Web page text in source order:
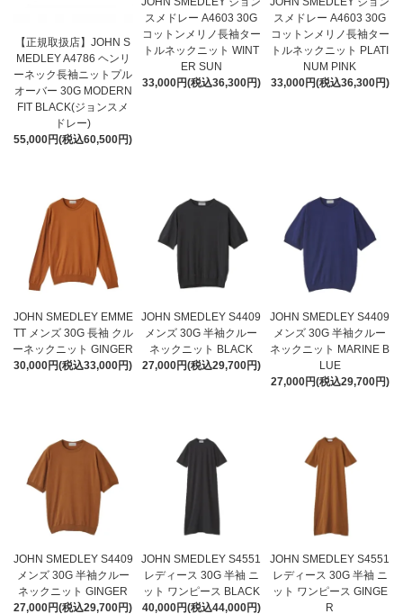
【正規取扱店】JOHN S
MEDLEY A4786 ヘンリ
ーネック長袖ニットプル
オーバー 30G MODERN
FIT BLACK(ジョンスメ
ドレー)
55,000円(税込60,500円)
スメドレー A4603 30G
コットンメリノ長袖ター
トルネックニット WINT
ER SUN
33,000円(税込36,300円)
スメドレー A4603 30G
コットンメリノ長袖ター
トルネックニット PLATI
NUM PINK
33,000円(税込36,300円)
JOHN SMEDLEY EMME
TT メンズ 30G 長袖 クル
ーネックニット GINGER
30,000円(税込33,000円)
JOHN SMEDLEY S4409
メンズ 30G 半袖クルー
ネックニット BLACK
27,000円(税込29,700円)
JOHN SMEDLEY S4409
メンズ 30G 半袖クルー
ネックニット MARINE B
LUE
27,000円(税込29,700円)
JOHN SMEDLEY S4409
メンズ 30G 半袖クルー
ネックニット GINGER
27,000円(税込29,700円)
JOHN SMEDLEY S4551
レディース 30G 半袖 ニ
ット ワンピース BLACK
40,000円(税込44,000円)
JOHN SMEDLEY S4551
レディース 30G 半袖 ニ
ット ワンピース GINGE
R